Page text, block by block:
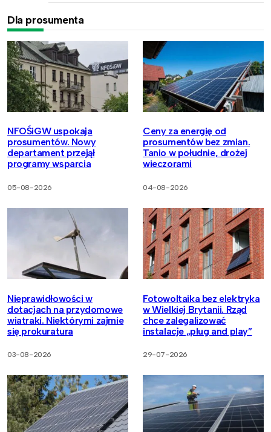
Dla prosumenta
NFOŚiGW uspokaja
prosumentów. Nowy
departament przejął
programy wsparcia
05-08-2026
Ceny za energię od
prosumentów bez zmian.
Tanio w południe, drożej
wieczorami
04-08-2026
Nieprawidłowości w
dotacjach na przydomowe
wiatraki. Niektórymi zajmie
się prokuratura
03-08-2026
Fotowoltaika bez elektryka
w Wielkiej Brytanii. Rząd
chce zalegalizować
instalacje „plug and play”
29-07-2026